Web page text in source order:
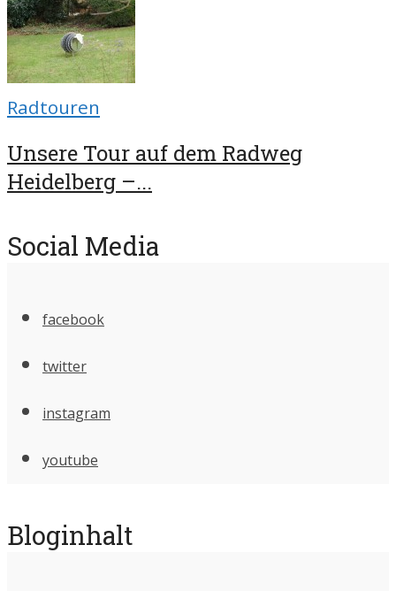
Radtouren
Unsere Tour auf dem Radweg
Heidelberg –...
Social Media
facebook
twitter
instagram
youtube
Bloginhalt